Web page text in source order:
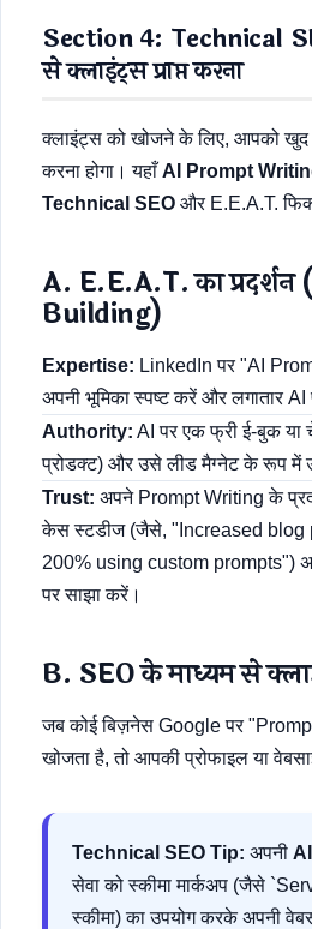
Section 4: Technical
से क्लाइंट्स प्राप्त करना
क्लाइंट्स को खोजने के लिए, आपको खुद
करना होगा। यहाँAI Prompt
Technical SEO और E.E.A.T.
A. E.E.A.T. का
Building)
Expertise: LinkedIn पर "AI
अपनी भूमिका स्पष्ट करें और लगातार AI
Authority: AI पर एक फ्री ई-बुक या
प्रोडक्ट) और उसे लीड मैग्नेट के रूप में
Trust: अपने Prompt Writing के
केस स्टडीज (जैसे, "Increased blog
200% using custom prompts")
पर साझा करें।
B. SEO के माध्यम से
जब कोई बिज़नेस Google पर
खोजता है, तो आपकी प्रोफाइल या
Technical SEO Tip: अपनी
सेवा को स्कीमा मार्कअप (जैसे
स्कीमा) का उपयोग करके अपनी